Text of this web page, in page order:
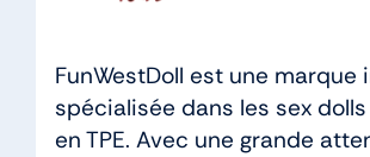
FunWestDoll est une marque
spécialisée dans les sex
en TPE. Avec une grande